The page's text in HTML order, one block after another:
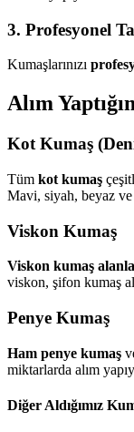
3. Profesyonel
Kumaşlarınızı
Alım
Kot Kumaş
Tüm kot kumaş
Mavi, siyah, beyaz
Viskon Kumaş
Viskon kumaş
viskon, şifon kumaş
Penye Kumaş
Ham penye kumaş
miktarlarda alım
Diğer Aldığımız